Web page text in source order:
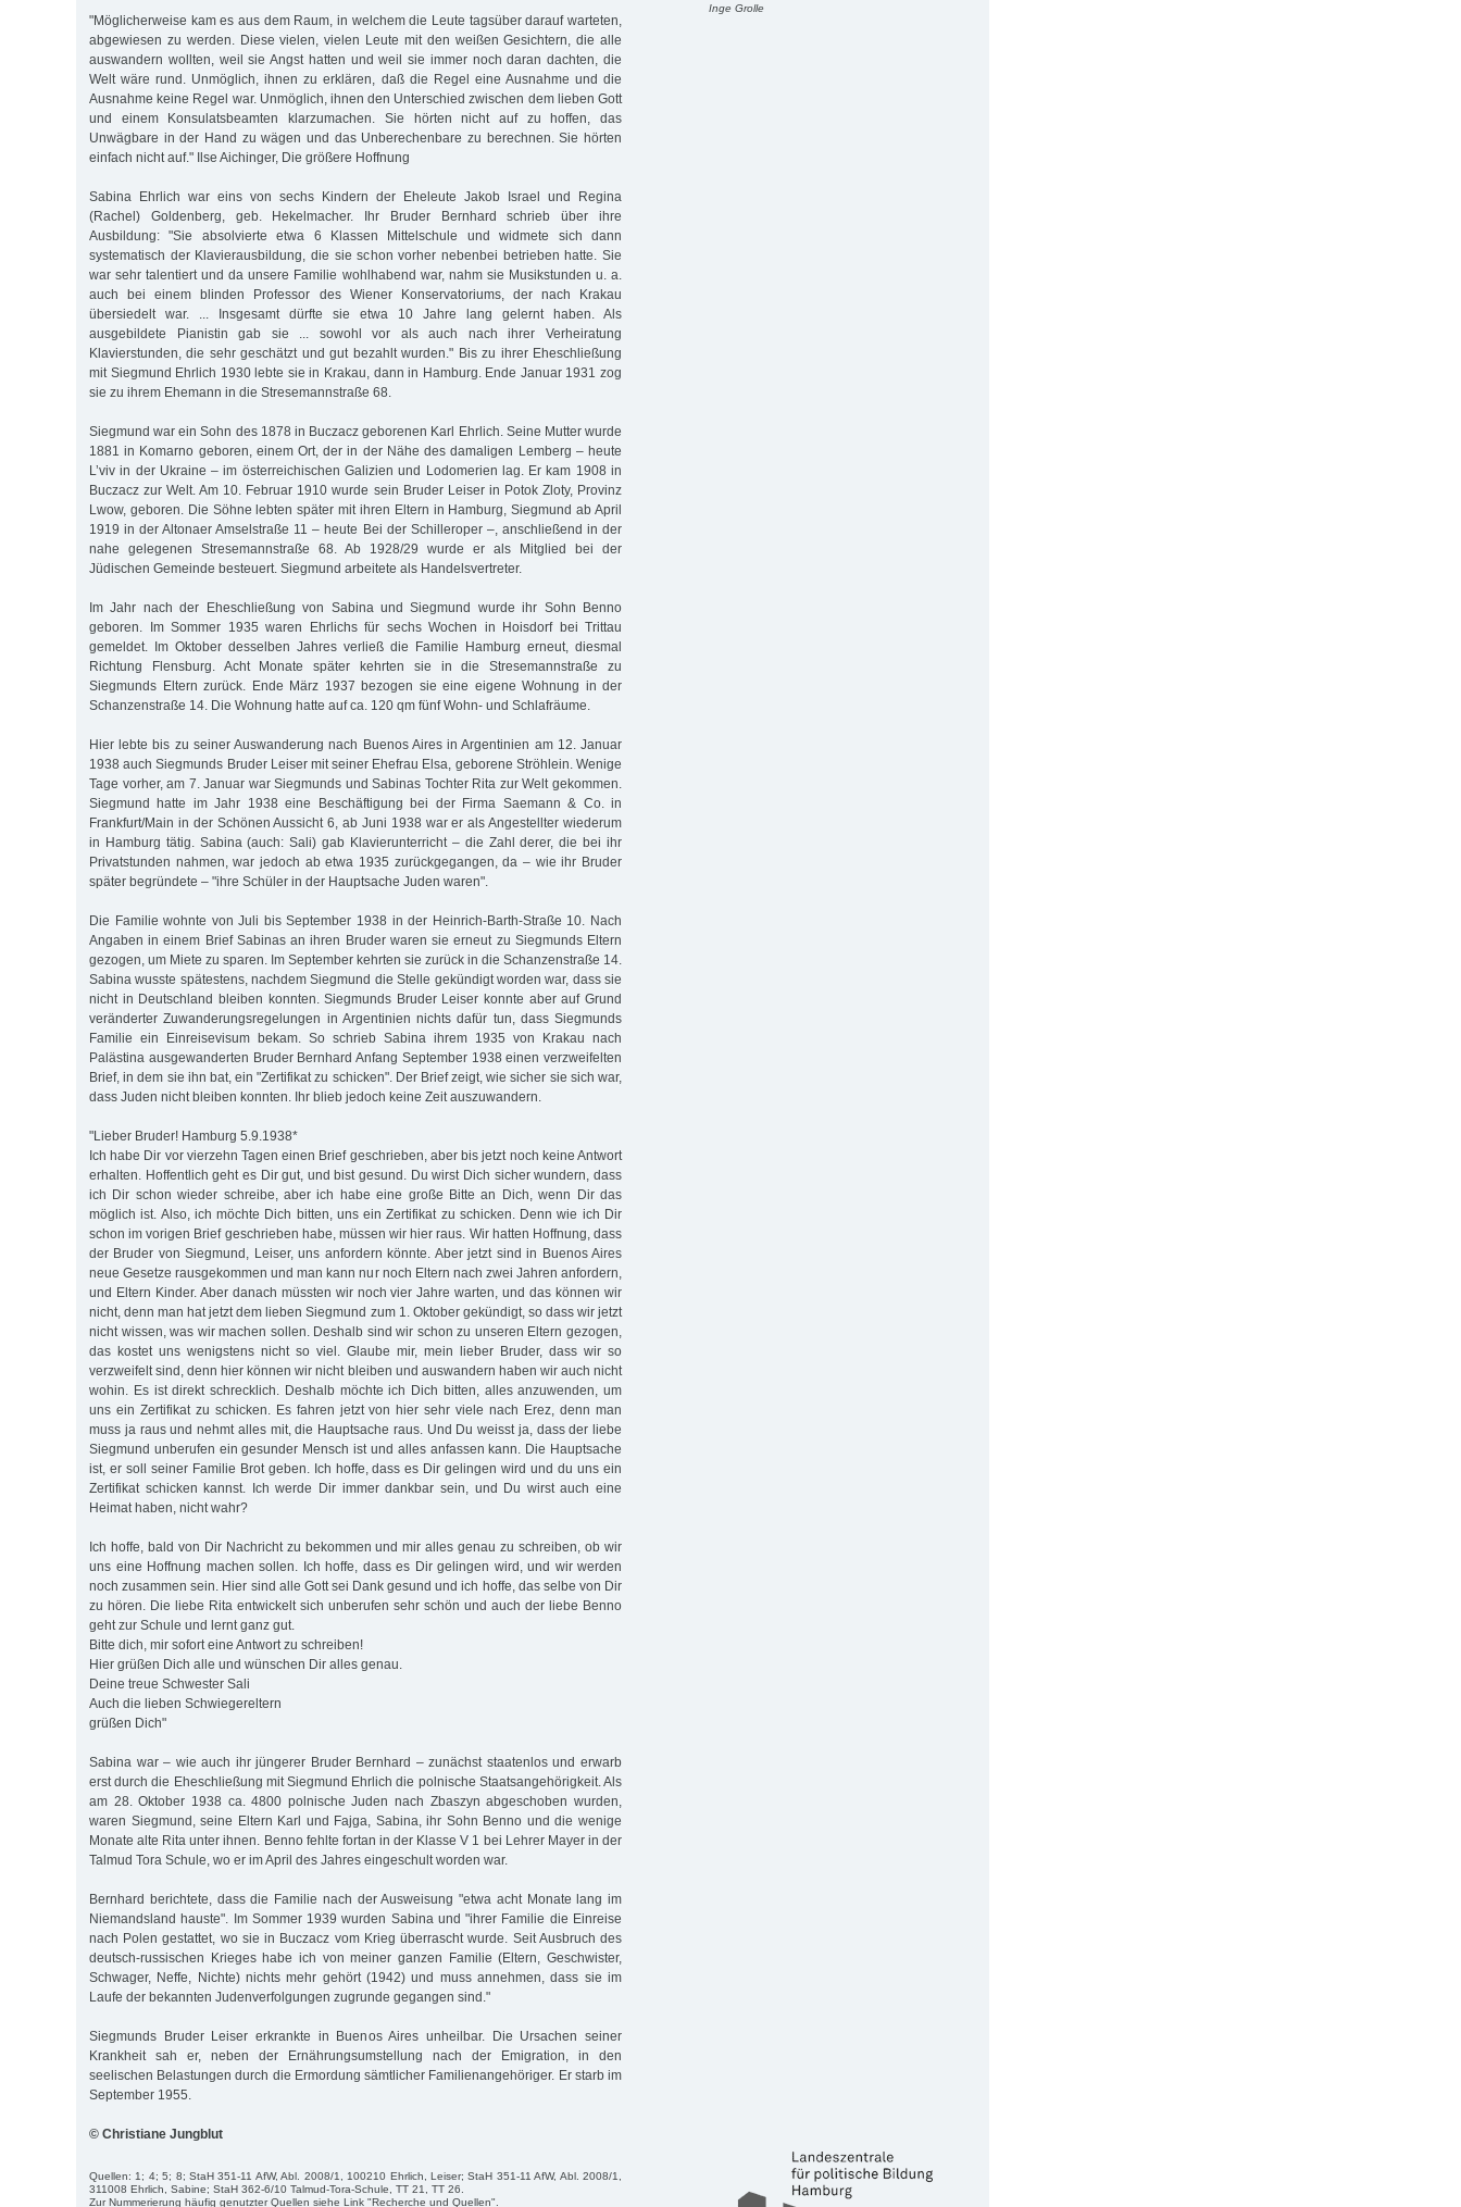
Inge Grolle
"Möglicherweise kam es aus dem Raum, in welchem die Leute tagsüber darauf warteten,
abgewiesen zu werden. Diese vielen, vielen Leute mit den weißen Gesichtern, die alle
auswandern wollten, weil sie Angst hatten und weil sie immer noch daran dachten, die
Welt wäre rund. Unmöglich, ihnen zu erklären, daß die Regel eine Ausnahme und die
Ausnahme keine Regel war. Unmöglich, ihnen den Unterschied zwischen dem lieben Gott
und einem Konsulatsbeamten klarzumachen. Sie hörten nicht auf zu hoffen, das
Unwägbare in der Hand zu wägen und das Unberechenbare zu berechnen. Sie hörten
einfach nicht auf." Ilse Aichinger, Die größere Hoffnung
Sabina Ehrlich war eins von sechs Kindern der Eheleute Jakob Israel und Regina
(Rachel) Goldenberg, geb. Hekelmacher. Ihr Bruder Bernhard schrieb über ihre
Ausbildung: "Sie absolvierte etwa 6 Klassen Mittelschule und widmete sich dann
systematisch der Klavierausbildung, die sie schon vorher nebenbei betrieben hatte. Sie
war sehr talentiert und da unsere Familie wohlhabend war, nahm sie Musikstunden u. a.
auch bei einem blinden Professor des Wiener Konservatoriums, der nach Krakau
übersiedelt war. ... Insgesamt dürfte sie etwa 10 Jahre lang gelernt haben. Als
ausgebildete Pianistin gab sie ... sowohl vor als auch nach ihrer Verheiratung
Klavierstunden, die sehr geschätzt und gut bezahlt wurden." Bis zu ihrer Eheschließung
mit Siegmund Ehrlich 1930 lebte sie in Krakau, dann in Hamburg. Ende Januar 1931 zog
sie zu ihrem Ehemann in die Stresemannstraße 68.
Siegmund war ein Sohn des 1878 in Buczacz geborenen Karl Ehrlich. Seine Mutter wurde
1881 in Komarno geboren, einem Ort, der in der Nähe des damaligen Lemberg – heute
L’viv in der Ukraine – im österreichischen Galizien und Lodomerien lag. Er kam 1908 in
Buczacz zur Welt. Am 10. Februar 1910 wurde sein Bruder Leiser in Potok Zloty, Provinz
Lwow, geboren. Die Söhne lebten später mit ihren Eltern in Hamburg, Siegmund ab April
1919 in der Altonaer Amselstraße 11 – heute Bei der Schilleroper –, anschließend in der
nahe gelegenen Stresemannstraße 68. Ab 1928/29 wurde er als Mitglied bei der
Jüdischen Gemeinde besteuert. Siegmund arbeitete als Handelsvertreter.
Im Jahr nach der Eheschließung von Sabina und Siegmund wurde ihr Sohn Benno
geboren. Im Sommer 1935 waren Ehrlichs für sechs Wochen in Hoisdorf bei Trittau
gemeldet. Im Oktober desselben Jahres verließ die Familie Hamburg erneut, diesmal
Richtung Flensburg. Acht Monate später kehrten sie in die Stresemannstraße zu
Siegmunds Eltern zurück. Ende März 1937 bezogen sie eine eigene Wohnung in der
Schanzenstraße 14. Die Wohnung hatte auf ca. 120 qm fünf Wohn- und Schlafräume.
Hier lebte bis zu seiner Auswanderung nach Buenos Aires in Argentinien am 12. Januar
1938 auch Siegmunds Bruder Leiser mit seiner Ehefrau Elsa, geborene Ströhlein. Wenige
Tage vorher, am 7. Januar war Siegmunds und Sabinas Tochter Rita zur Welt gekommen.
Siegmund hatte im Jahr 1938 eine Beschäftigung bei der Firma Saemann & Co. in
Frankfurt/Main in der Schönen Aussicht 6, ab Juni 1938 war er als Angestellter wiederum
in Hamburg tätig. Sabina (auch: Sali) gab Klavierunterricht – die Zahl derer, die bei ihr
Privatstunden nahmen, war jedoch ab etwa 1935 zurückgegangen, da – wie ihr Bruder
später begründete – "ihre Schüler in der Hauptsache Juden waren".
Die Familie wohnte von Juli bis September 1938 in der Heinrich-Barth-Straße 10. Nach
Angaben in einem Brief Sabinas an ihren Bruder waren sie erneut zu Siegmunds Eltern
gezogen, um Miete zu sparen. Im September kehrten sie zurück in die Schanzenstraße 14.
Sabina wusste spätestens, nachdem Siegmund die Stelle gekündigt worden war, dass sie
nicht in Deutschland bleiben konnten. Siegmunds Bruder Leiser konnte aber auf Grund
veränderter Zuwanderungsregelungen in Argentinien nichts dafür tun, dass Siegmunds
Familie ein Einreisevisum bekam. So schrieb Sabina ihrem 1935 von Krakau nach
Palästina ausgewanderten Bruder Bernhard Anfang September 1938 einen verzweifelten
Brief, in dem sie ihn bat, ein "Zertifikat zu schicken". Der Brief zeigt, wie sicher sie sich war,
dass Juden nicht bleiben konnten. Ihr blieb jedoch keine Zeit auszuwandern.
"Lieber Bruder! Hamburg 5.9.1938*
Ich habe Dir vor vierzehn Tagen einen Brief geschrieben, aber bis jetzt noch keine Antwort
erhalten. Hoffentlich geht es Dir gut, und bist gesund. Du wirst Dich sicher wundern, dass
ich Dir schon wieder schreibe, aber ich habe eine große Bitte an Dich, wenn Dir das
möglich ist. Also, ich möchte Dich bitten, uns ein Zertifikat zu schicken. Denn wie ich Dir
schon im vorigen Brief geschrieben habe, müssen wir hier raus. Wir hatten Hoffnung, dass
der Bruder von Siegmund, Leiser, uns anfordern könnte. Aber jetzt sind in Buenos Aires
neue Gesetze rausgekommen und man kann nur noch Eltern nach zwei Jahren anfordern,
und Eltern Kinder. Aber danach müssten wir noch vier Jahre warten, und das können wir
nicht, denn man hat jetzt dem lieben Siegmund zum 1. Oktober gekündigt, so dass wir jetzt
nicht wissen, was wir machen sollen. Deshalb sind wir schon zu unseren Eltern gezogen,
das kostet uns wenigstens nicht so viel. Glaube mir, mein lieber Bruder, dass wir so
verzweifelt sind, denn hier können wir nicht bleiben und auswandern haben wir auch nicht
wohin. Es ist direkt schrecklich. Deshalb möchte ich Dich bitten, alles anzuwenden, um
uns ein Zertifikat zu schicken. Es fahren jetzt von hier sehr viele nach Erez, denn man
muss ja raus und nehmt alles mit, die Hauptsache raus. Und Du weisst ja, dass der liebe
Siegmund unberufen ein gesunder Mensch ist und alles anfassen kann. Die Hauptsache
ist, er soll seiner Familie Brot geben. Ich hoffe, dass es Dir gelingen wird und du uns ein
Zertifikat schicken kannst. Ich werde Dir immer dankbar sein, und Du wirst auch eine
Heimat haben, nicht wahr?
Ich hoffe, bald von Dir Nachricht zu bekommen und mir alles genau zu schreiben, ob wir
uns eine Hoffnung machen sollen. Ich hoffe, dass es Dir gelingen wird, und wir werden
noch zusammen sein. Hier sind alle Gott sei Dank gesund und ich hoffe, das selbe von Dir
zu hören. Die liebe Rita entwickelt sich unberufen sehr schön und auch der liebe Benno
geht zur Schule und lernt ganz gut.
Bitte dich, mir sofort eine Antwort zu schreiben!
Hier grüßen Dich alle und wünschen Dir alles genau.
Deine treue Schwester Sali
Auch die lieben Schwiegereltern
grüßen Dich"
Sabina war – wie auch ihr jüngerer Bruder Bernhard – zunächst staatenlos und erwarb
erst durch die Eheschließung mit Siegmund Ehrlich die polnische Staatsangehörigkeit. Als
am 28. Oktober 1938 ca. 4800 polnische Juden nach Zbaszyn abgeschoben wurden,
waren Siegmund, seine Eltern Karl und Fajga, Sabina, ihr Sohn Benno und die wenige
Monate alte Rita unter ihnen. Benno fehlte fortan in der Klasse V 1 bei Lehrer Mayer in der
Talmud Tora Schule, wo er im April des Jahres eingeschult worden war.
Bernhard berichtete, dass die Familie nach der Ausweisung "etwa acht Monate lang im
Niemandsland hauste". Im Sommer 1939 wurden Sabina und "ihrer Familie die Einreise
nach Polen gestattet, wo sie in Buczacz vom Krieg überrascht wurde. Seit Ausbruch des
deutsch-russischen Krieges habe ich von meiner ganzen Familie (Eltern, Geschwister,
Schwager, Neffe, Nichte) nichts mehr gehört (1942) und muss annehmen, dass sie im
Laufe der bekannten Judenverfolgungen zugrunde gegangen sind."
Siegmunds Bruder Leiser erkrankte in Buenos Aires unheilbar. Die Ursachen seiner
Krankheit sah er, neben der Ernährungsumstellung nach der Emigration, in den
seelischen Belastungen durch die Ermordung sämtlicher Familienangehöriger. Er starb im
September 1955.
© Christiane Jungblut
Quellen: 1; 4; 5; 8; StaH 351-11 AfW, Abl. 2008/1, 100210 Ehrlich, Leiser; StaH 351-11 AfW, Abl. 2008/1,
311008 Ehrlich, Sabine; StaH 362-6/10 Talmud-Tora-Schule, TT 21, TT 26.
Zur Nummerierung häufig genutzter Quellen siehe Link "Recherche und Quellen".